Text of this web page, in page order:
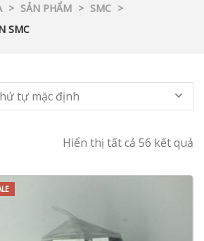
> SẢN PHẨM > SMC >
SMC
Hiển thị tất cả 56 kết quả
tự mặc định